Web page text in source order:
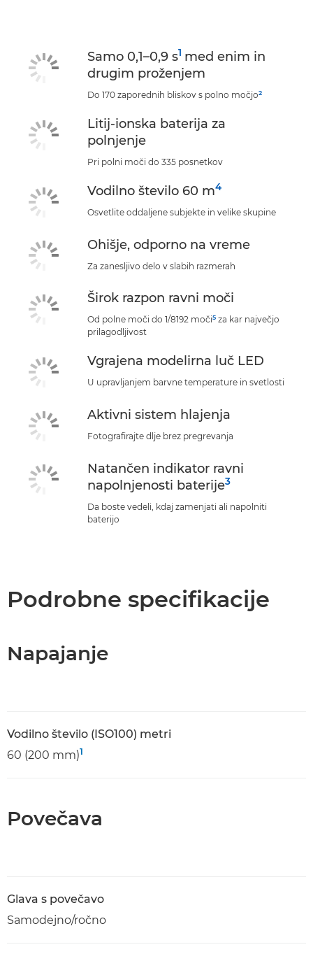
Samo 0,1–0,9 s1 med enim in
drugim proženjem
Do 170 zaporednih bliskov s polno močjo2
Litij-ionska baterija za
polnjenje
Pri polni moči do 335 posnetkov
Vodilno število 60 m4
Osvetlite oddaljene subjekte in velike skupine
Ohišje, odporno na vreme
Za zanesljivo delo v slabih razmerah
Širok razpon ravni moči
Od polne moči do 1/8192 moči5 za kar največjo
prilagodljivost
Vgrajena modelirna luč LED
U upravljanjem barvne temperature in svetlosti
Aktivni sistem hlajenja
Fotografirajte dlje brez pregrevanja
Natančen indikator ravni
napolnjenosti baterije3
Da boste vedeli, kdaj zamenjati ali napolniti
baterijo
Podrobne specifikacije
Napajanje
Vodilno število (ISO100) metri
60 (200 mm)1
Povečava
Glava s povečavo
Samodejno/ročno